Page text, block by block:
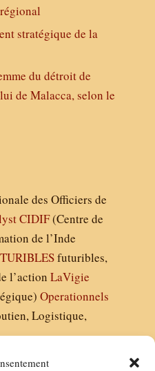
stratégique de la
du détroit de
de Malacca, selon le
des Officiers de
CIDIF(Centre de
de l’Inde
futuribles,
l’action LaVigie
Operationnels
Logistique,